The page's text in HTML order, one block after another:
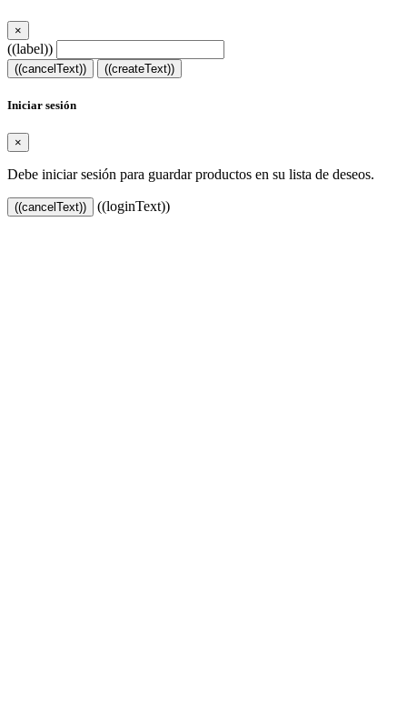
×
((label))
((cancelText)) ((createText))
Iniciar sesión
×
Debe iniciar sesión para guardar productos en su lista de deseos.
((cancelText)) ((loginText))